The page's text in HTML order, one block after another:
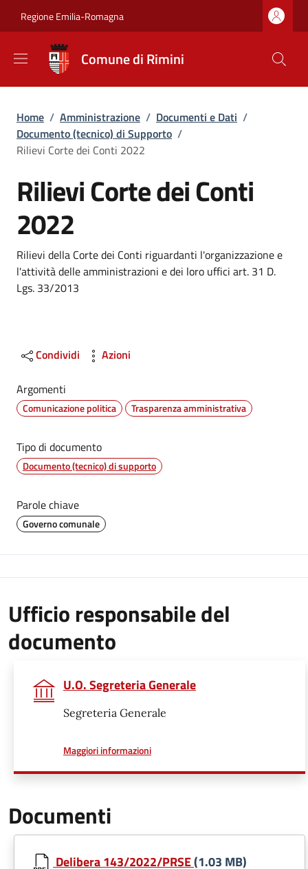
Regione Emilia-Romagna
Comune di Rimini
Briciole di pane
Home / Amministrazione / Documenti e Dati /
Documento (tecnico) di Supporto /
Rilievi Corte dei Conti 2022
Rilievi Corte dei Conti
2022
Dettagli
Rilievi della Corte dei Conti riguardanti l'organizzazione e
l'attività delle amministrazioni e dei loro uffici art. 31 D.
Lgs. 33/2013
Condividi Azioni
Argomenti
Comunicazione politica Trasparenza amministrativa
Tipo di documento
Documento (tecnico) di supporto
Parole chiave
Governo comunale
Ufficio responsabile del
documento
U.O. Segreteria Generale
Segreteria Generale
Maggiori informazionia proposito di
Documenti
Delibera 143/2022/PRSE(1.03 MB)